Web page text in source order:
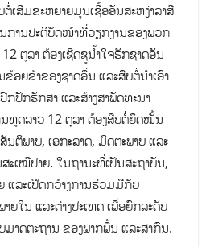
ສີມຂະຫຍາຍມູນເຊື້ອອັນສະຫງ່າລາສີ
ການປະຕິບັດໜ້າທີ່ວຽກງານຂອງພວກ
12 ຕຸລາ ຕ້ອງເຊີດຊູນໍ້າໃຈຮັກຊາດອັນ
ອຍຂ້າຂອງຊາດອື່ນ ແລະສືບຕໍ່ນຳເອົາ
ກປັກຮັກສາ ແລະສ້າງສາພັດທະນາ
ນທູດລາວ 12 ຕຸລາ ຕ້ອງສືບຕໍ່ຍຶດໝັ້ນ
ນຕິພາບ, ເອກະລາດ, ມິດຕະພາບ ແລະ
ະເໝີປາຍ. ໃນຖານະທີ່ເປັນສະຖາບັນ,
ແລະເປີດກວ້າງການຮ່ວມມືກັບ
ຍໃນ ແລະຕ່າງປະເທດ ເພື່ອຍົກລະດັບ
າດຕະຖານ ຂອງພາກພື້ນ ແລະສາກົນ.